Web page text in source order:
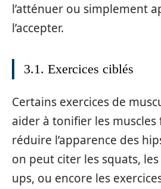
l’atténuer ou simplement
l’accepter.
3.1. Exercices ciblés
Certains exercices de
aider à tonifier les muscles
réduire l’apparence des
on peut citer les squats,
ups, ou encore les